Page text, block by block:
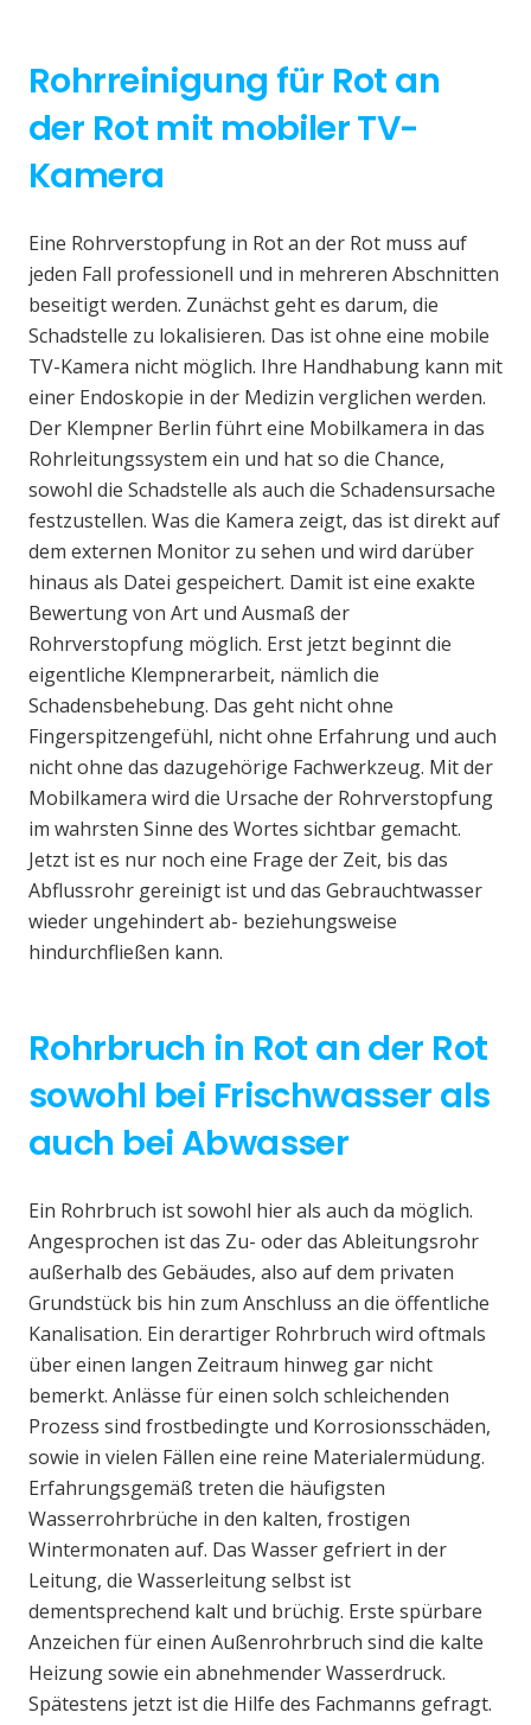
Rohrreinigung für Rot an
der Rot mit mobiler TV-
Kamera
Eine Rohrverstopfung in Rot an der Rot muss auf
jeden Fall professionell und in mehreren Abschnitten
beseitigt werden. Zunächst geht es darum, die
Schadstelle zu lokalisieren. Das ist ohne eine mobile
TV-Kamera nicht möglich. Ihre Handhabung kann mit
einer Endoskopie in der Medizin verglichen werden.
Der Klempner Berlin führt eine Mobilkamera in das
Rohrleitungssystem ein und hat so die Chance,
sowohl die Schadstelle als auch die Schadensursache
festzustellen. Was die Kamera zeigt, das ist direkt auf
dem externen Monitor zu sehen und wird darüber
hinaus als Datei gespeichert. Damit ist eine exakte
Bewertung von Art und Ausmaß der
Rohrverstopfung möglich. Erst jetzt beginnt die
eigentliche Klempnerarbeit, nämlich die
Schadensbehebung. Das geht nicht ohne
Fingerspitzengefühl, nicht ohne Erfahrung und auch
nicht ohne das dazugehörige Fachwerkzeug. Mit der
Mobilkamera wird die Ursache der Rohrverstopfung
im wahrsten Sinne des Wortes sichtbar gemacht.
Jetzt ist es nur noch eine Frage der Zeit, bis das
Abflussrohr gereinigt ist und das Gebrauchtwasser
wieder ungehindert ab- beziehungsweise
hindurchfließen kann.
Rohrbruch in Rot an der Rot
sowohl bei Frischwasser als
auch bei Abwasser
Ein Rohrbruch ist sowohl hier als auch da möglich.
Angesprochen ist das Zu- oder das Ableitungsrohr
außerhalb des Gebäudes, also auf dem privaten
Grundstück bis hin zum Anschluss an die öffentliche
Kanalisation. Ein derartiger Rohrbruch wird oftmals
über einen langen Zeitraum hinweg gar nicht
bemerkt. Anlässe für einen solch schleichenden
Prozess sind frostbedingte und Korrosionsschäden,
sowie in vielen Fällen eine reine Materialermüdung.
Erfahrungsgemäß treten die häufigsten
Wasserrohrbrüche in den kalten, frostigen
Wintermonaten auf. Das Wasser gefriert in der
Leitung, die Wasserleitung selbst ist
dementsprechend kalt und brüchig. Erste spürbare
Anzeichen für einen Außenrohrbruch sind die kalte
Heizung sowie ein abnehmender Wasserdruck.
Spätestens jetzt ist die Hilfe des Fachmanns gefragt.